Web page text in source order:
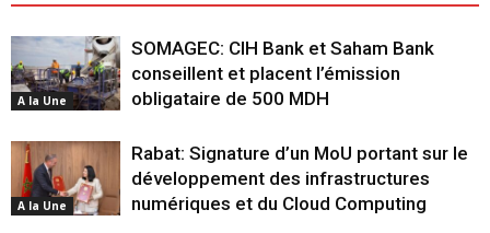
A la Une
SOMAGEC: CIH Bank et Saham Bank
conseillent et placent l’émission
obligataire de 500 MDH
A la Une
Rabat: Signature d’un MoU portant sur le
développement des infrastructures
numériques et du Cloud Computing